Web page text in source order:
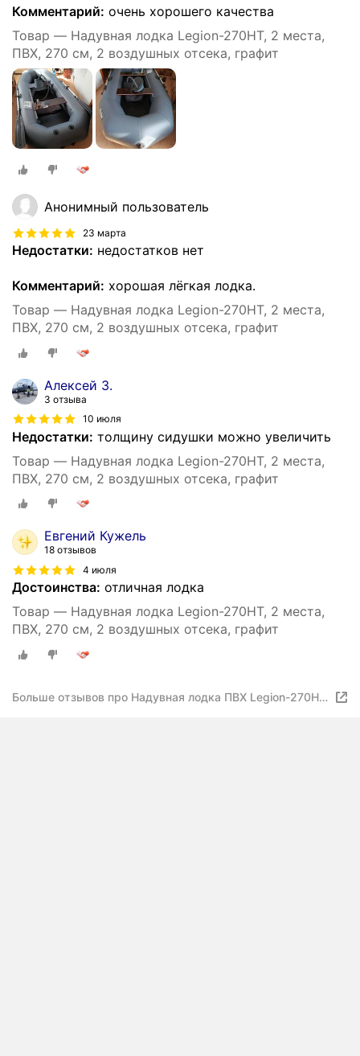
Комментарий: очень хорошего качества
Товар — Надувная лодка Legion-270HT, 2 места,
ПВХ, 270 см, 2 воздушных отсека, графит
Анонимный пользователь
23 марта
Недостатки: недостатков нет
Комментарий: хорошая лёгкая лодка.
Товар — Надувная лодка Legion-270HT, 2 места,
ПВХ, 270 см, 2 воздушных отсека, графит
Алексей З.
3 отзыва
10 июля
Недостатки: толщину сидушки можно увеличить
Товар — Надувная лодка Legion-270HT, 2 места,
ПВХ, 270 см, 2 воздушных отсека, графит
Евгений Кужель
18 отзывов
4 июля
Достоинства: отличная лодка
Товар — Надувная лодка Legion-270HT, 2 места,
ПВХ, 270 см, 2 воздушных отсека, графит
Больше отзывов про Надувная лодка ПВХ Legion-270НТ/